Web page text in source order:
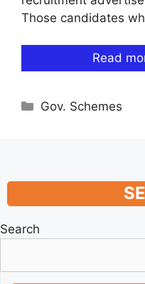
Those candidates
Read
Categories
Gov. Schemes
Search